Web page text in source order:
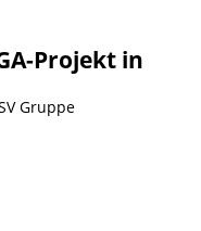
Projekt in